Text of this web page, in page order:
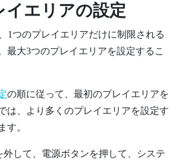
イエリアの設定
1つのプレイエリアだけに制限される
最大3つのプレイエリアを設定するこ
の順に従って、最初のプレイエリアを
は、より多くのプレイエリアを設定す
す。
して、 電源ボタンを押して、システ